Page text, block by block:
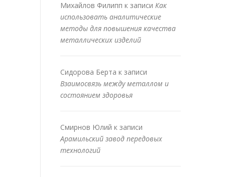
Михайлов Филипп к записи Как
использовать аналитические
методы для повышения качества
металлических изделий
Сидорова Берта к записи
Взаимосвязь между металлом и
состоянием здоровья
Смирнов Юлий к записи
Арамильский завод передовых
технологий